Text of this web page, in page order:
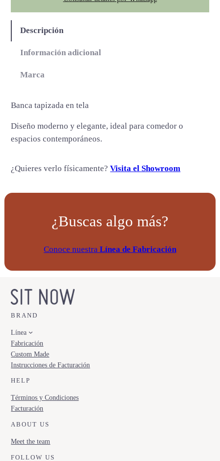
n
B
c
n
t
d
d
Descripción
Información adicional
Marca
Banca tapizada en tela
Diseño moderno y elegante, ideal para comedor o
espacios contemporáneos.
¿Quieres verlo físicamente?Visita el Showroom
¿Buscas algo más?
Conoce nuestra Línea de Fabricación
BRAND
Línea
Fabricación
Custom Made
Instrucciones de Facturación
HELP
Términos y Condiciones
Facturación
ABOUT US
Meet the team
FOLLOW US